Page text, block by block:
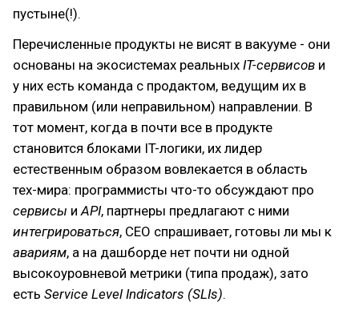
пустыне(!).
Перечисленные продукты не висят в вакууме - они
основаны на экосистемах реальных IT-сервисов и
у них есть команда с продактом, ведущим их в
правильном (или неправильном) направлении. В
тот момент, когда в почти все в продукте
становится блоками IT-логики, их лидер
естественным образом вовлекается в область
тех-мира: программисты что-то обсуждают про
сервисы иAPI, партнеры предлагают с ними
интегрироваться, CEO спрашивает, готовы ли мы к
авариям, а на дашборде нет почти ни одной
высокоуровневой метрики (типа продаж), зато
есть Service Level Indicators (SLIs).